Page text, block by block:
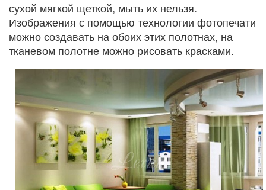
сухой мягкой щеткой, мыть их нельзя.
Изображения с помощью технологии фотопечати
можно создавать на обоих этих полотнах, на
тканевом полотне можно рисовать красками.